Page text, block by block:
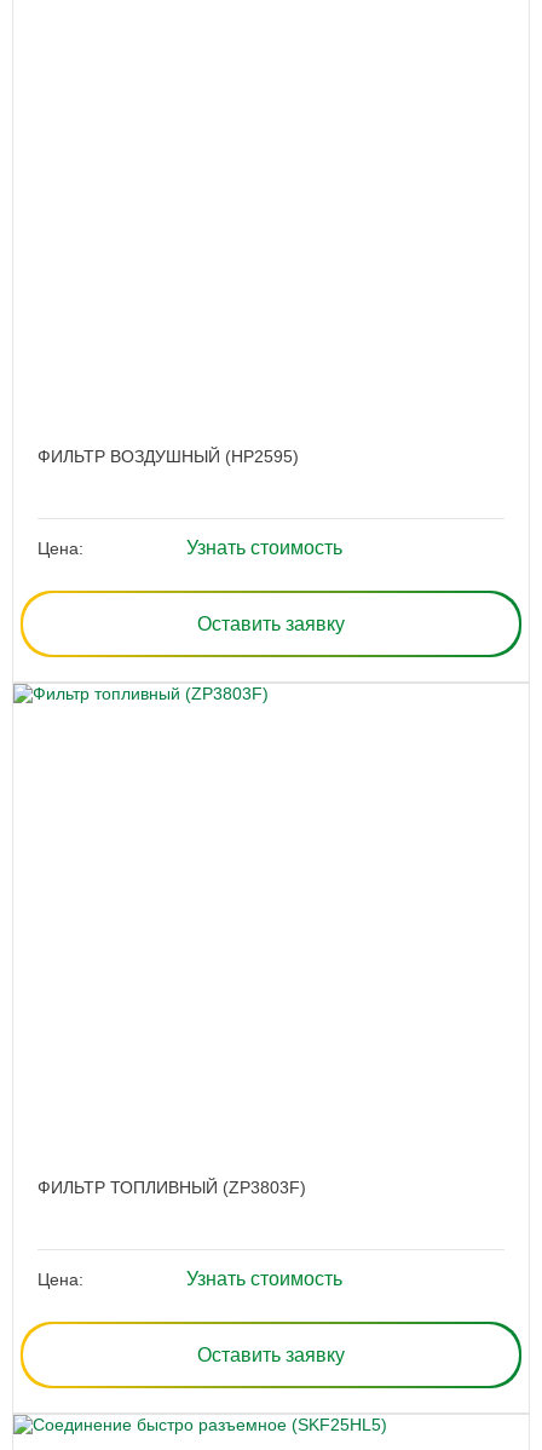
ФИЛЬТР ВОЗДУШНЫЙ (HP2595)
Цена: Узнать стоимость
Оставить заявку
ФИЛЬТР ТОПЛИВНЫЙ (ZP3803F)
Цена: Узнать стоимость
Оставить заявку